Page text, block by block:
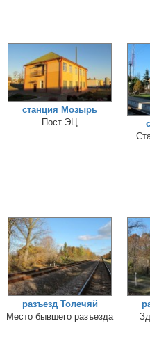
станция Мозырь
Пост ЭЦ
разъезд Толечяй
Место бывшего разъезда